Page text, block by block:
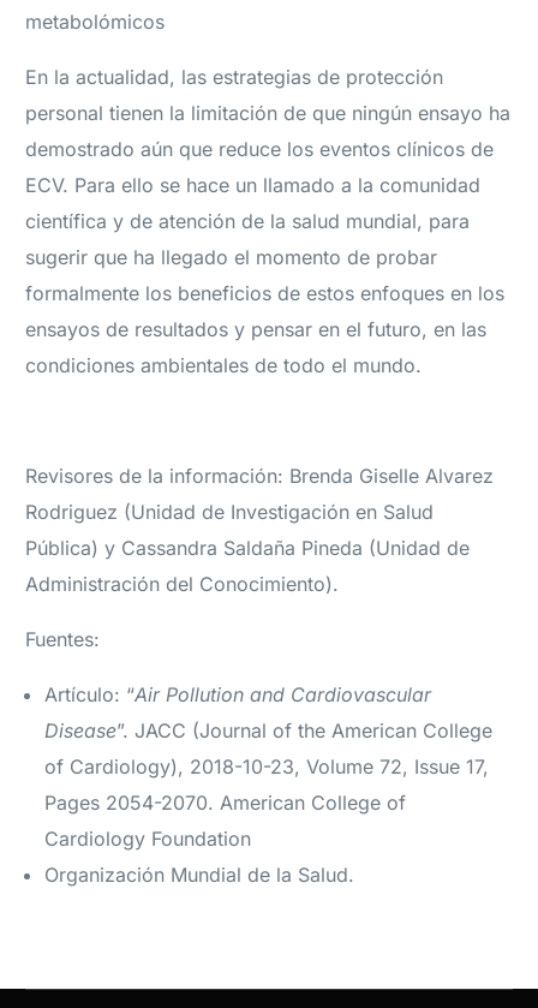
metabolómicos
En la actualidad, las estrategias de protección
personal tienen la limitación de que ningún ensayo ha
demostrado aún que reduce los eventos clínicos de
ECV. Para ello se hace un llamado a la comunidad
científica y de atención de la salud mundial, para
sugerir que ha llegado el momento de probar
formalmente los beneficios de estos enfoques en los
ensayos de resultados y pensar en el futuro, en las
condiciones ambientales de todo el mundo.
Revisores de la información: Brenda Giselle Alvarez
Rodriguez (Unidad de Investigación en Salud
Pública) y Cassandra Saldaña Pineda (Unidad de
Administración del Conocimiento).
Fuentes:
Artículo: “Air Pollution and Cardiovascular
Disease”. JACC (Journal of the American College
of Cardiology), 2018-10-23, Volume 72, Issue 17,
Pages 2054-2070. American College of
Cardiology Foundation
Organización Mundial de la Salud.